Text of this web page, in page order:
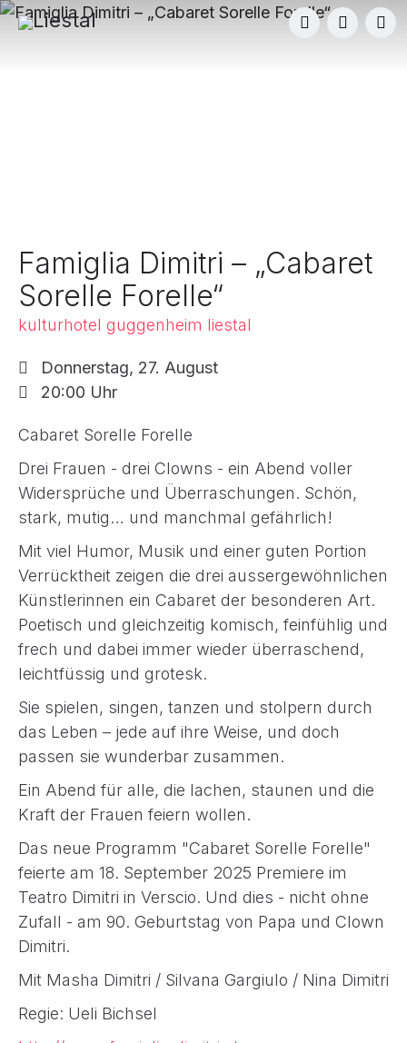
Famiglia Dimitri – „Cabaret
Sorelle Forelle“
kulturhotel guggenheim liestal
Donnerstag, 27. August
20:00 Uhr
Cabaret Sorelle Forelle
Drei Frauen - drei Clowns - ein Abend voller
Widersprüche und Überraschungen. Schön,
stark, mutig… und manchmal gefährlich!
Mit viel Humor, Musik und einer guten Portion
Verrücktheit zeigen die drei aussergewöhnlichen
Künstlerinnen ein Cabaret der besonderen Art.
Poetisch und gleichzeitig komisch, feinfühlig und
frech und dabei immer wieder überraschend,
leichtfüssig und grotesk.
Sie spielen, singen, tanzen und stolpern durch
das Leben – jede auf ihre Weise, und doch
passen sie wunderbar zusammen.
Ein Abend für alle, die lachen, staunen und die
Kraft der Frauen feiern wollen.
Das neue Programm "Cabaret Sorelle Forelle"
feierte am 18. September 2025 Premiere im
Teatro Dimitri in Verscio. Und dies - nicht ohne
Zufall - am 90. Geburtstag von Papa und Clown
Dimitri.
Mit Masha Dimitri / Silvana Gargiulo / Nina Dimitri
Regie: Ueli Bichsel